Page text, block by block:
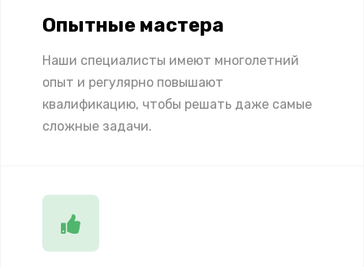
Опытные мастера
Наши специалисты имеют многолетний
опыт и регулярно повышают
квалификацию, чтобы решать даже самые
сложные задачи.